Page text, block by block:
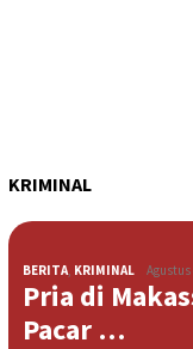
KRIMINAL
BERITA, KRIMINAL Agustus
Pria di
Pacar …